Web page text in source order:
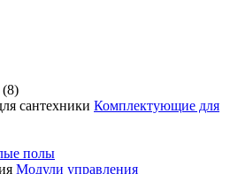
(8)
Комплектующие для
полы
Модули управления